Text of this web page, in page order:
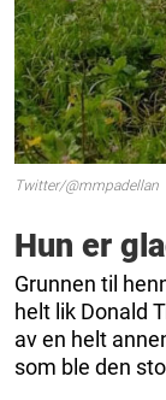
Twitter/@mmpadellan
Hun er
Grunnen til
helt lik Donald
av en helt
som ble den